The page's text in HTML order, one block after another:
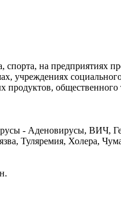
на предприятиях
продуктов, общественного
- Аденовирусы, ВИЧ,
Туляремия, Холера,